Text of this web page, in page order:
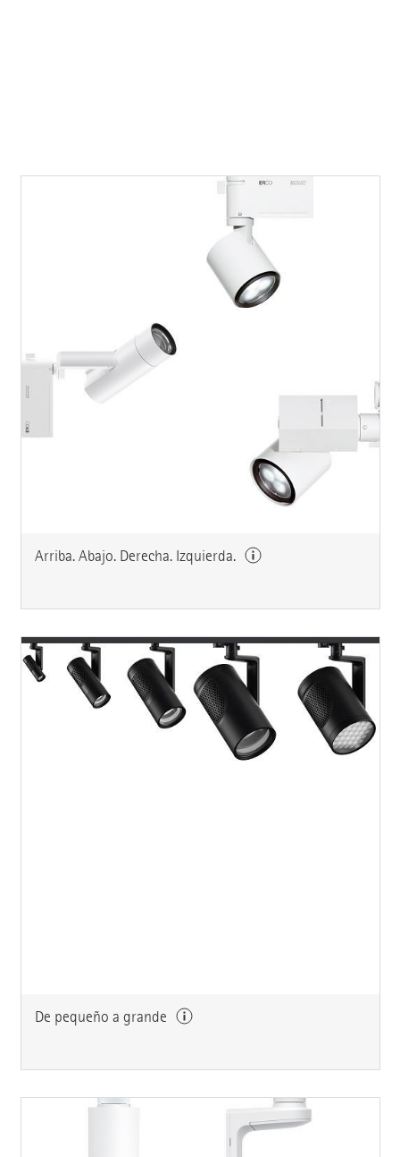
Arriba. Abajo. Derecha. Izquierda.
De pequeño a grande